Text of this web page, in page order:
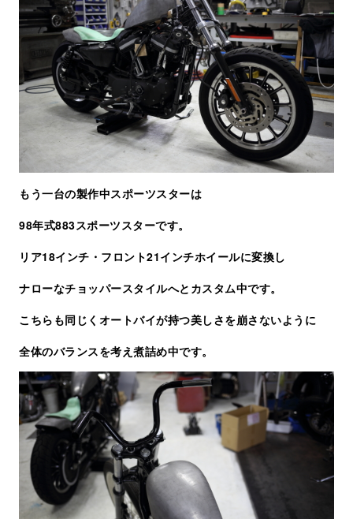
もう一台の製作中スポーツスターは
98年式883スポーツスターです。
リア18インチ・フロント21インチホイールに変換し
ナローなチョッパースタイルへとカスタム中です。
こちらも同じくオートバイが持つ美しさを崩さないように
全体のバランスを考え煮詰め中です。